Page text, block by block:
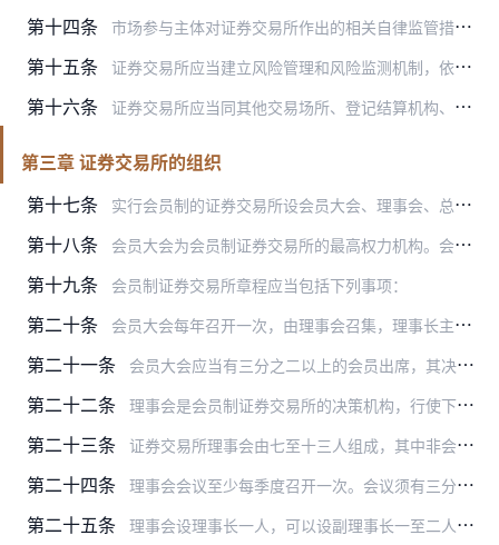
第十四条 市场参与主体对证券交易所作出的相关自律监管措施或者纪律处分不服的，可以按照证券交易所业务规则的规定申请复核。
第十五条 证券交易所应当建立风险管理和风险监测机制，依法监测、监控、预警并防范市场风险，维护证券市场安全稳定运行。
第十六条 证券交易所应当同其他交易场所、登记结算机构、行业协会等证券期货业组织建立资源共享、相互配合的长效合作机制，联合依法监察证券市场违法违规行为。
第三章 证券交易所的组织
第十七条
实行会员制的证券交易所设会员大会、理事会、总经理和监事会。
第十八条 会员大会为会员制证券交易所的最高权力机构。会员大会行使下列职权：
第十九条 会员制证券交易所章程应当包括下列事项：
第二十条 会员大会每年召开一次，由理事会召集，理事长主持。理事长因故不能履行职责时，由理事长指定的副理事长或者其他理事主持。有下列情形之一的，应当召开临时会员大会：
第二十一条 会员大会应当有三分之二以上的会员出席，其决议须经出席会议的会员过半数表决通过。
第二十二条 理事会是会员制证券交易所的决策机构，行使下列职权：
第二十三条 证券交易所理事会由七至十三人组成，其中非会员理事人数不少于理事会成员总数的三分之一，不超过理事会成员总数的二分之一。
第二十四条 理事会会议至少每季度召开一次。会议须有三分之二以上理事出席，其决议应当经出席会议的三分之二以上理事表决同意方为有效。理事会决议应当在会议结束后两个工作日内向中国…
第二十五条 理事会设理事长一人，可以设副理事长一至二人。总经理应当是理事会成员。